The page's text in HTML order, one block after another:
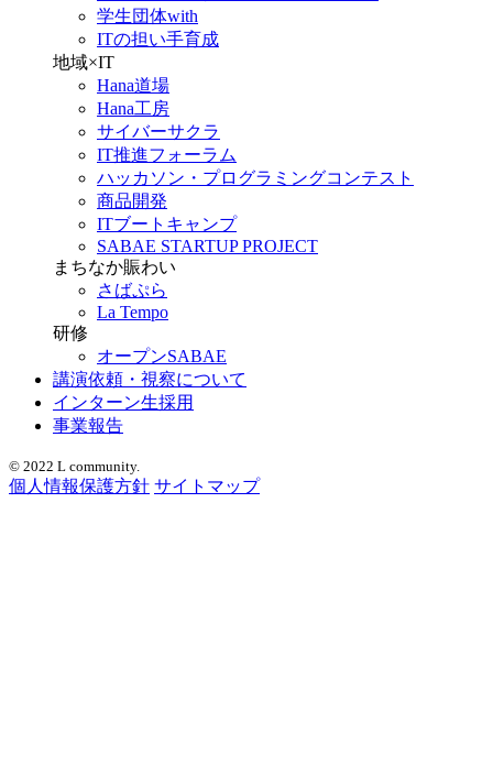
学生団体with
ITの担い手育成
地域×IT
Hana道場
Hana工房
サイバーサクラ
IT推進フォーラム
ハッカソン・プログラミングコンテスト
商品開発
ITブートキャンプ
SABAE STARTUP PROJECT
まちなか賑わい
さばぷら
La Tempo
研修
オープンSABAE
講演依頼・視察について
インターン生採用
事業報告
© 2022 L community.
個人情報保護方針 サイトマップ